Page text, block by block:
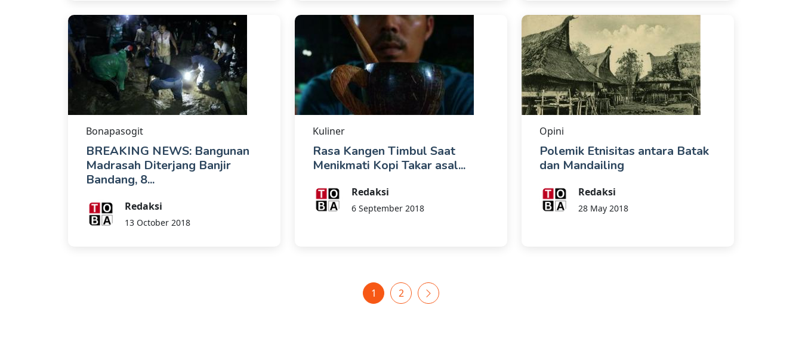
Bonapasogit
BREAKING NEWS: Bangunan
Madrasah Diterjang Banjir
Bandang, 8...
Redaksi
13 October 2018
Kuliner
Rasa Kangen Timbul Saat
Menikmati Kopi Takar asal...
Redaksi
6 September 2018
Opini
Polemik Etnisitas antara Batak
dan Mandailing
Redaksi
28 May 2018
1 2